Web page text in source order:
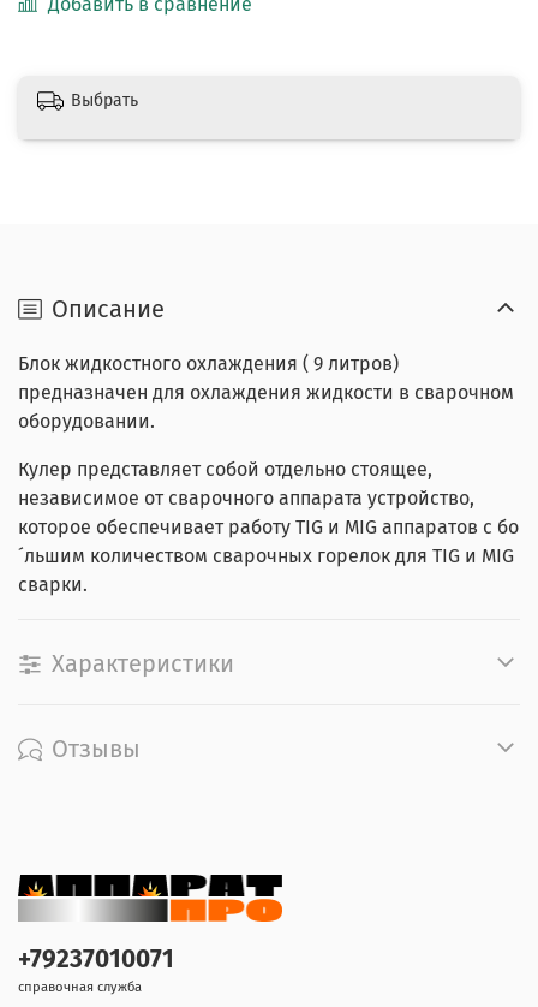
Выбрать
Описание
Блок жидкостного охлаждения ( 9 литров)
предназначен для охлаждения жидкости в сварочном
оборудовании.
Кулер представляет собой отдельно стоящее,
независимое от сварочного аппарата устройство,
которое обеспечивает работу TIG и MIG аппаратов с бо
´льшим количеством сварочных горелок для TIG и MIG
сварки.
Характеристики
Отзывы
+79237010071
справочная служба